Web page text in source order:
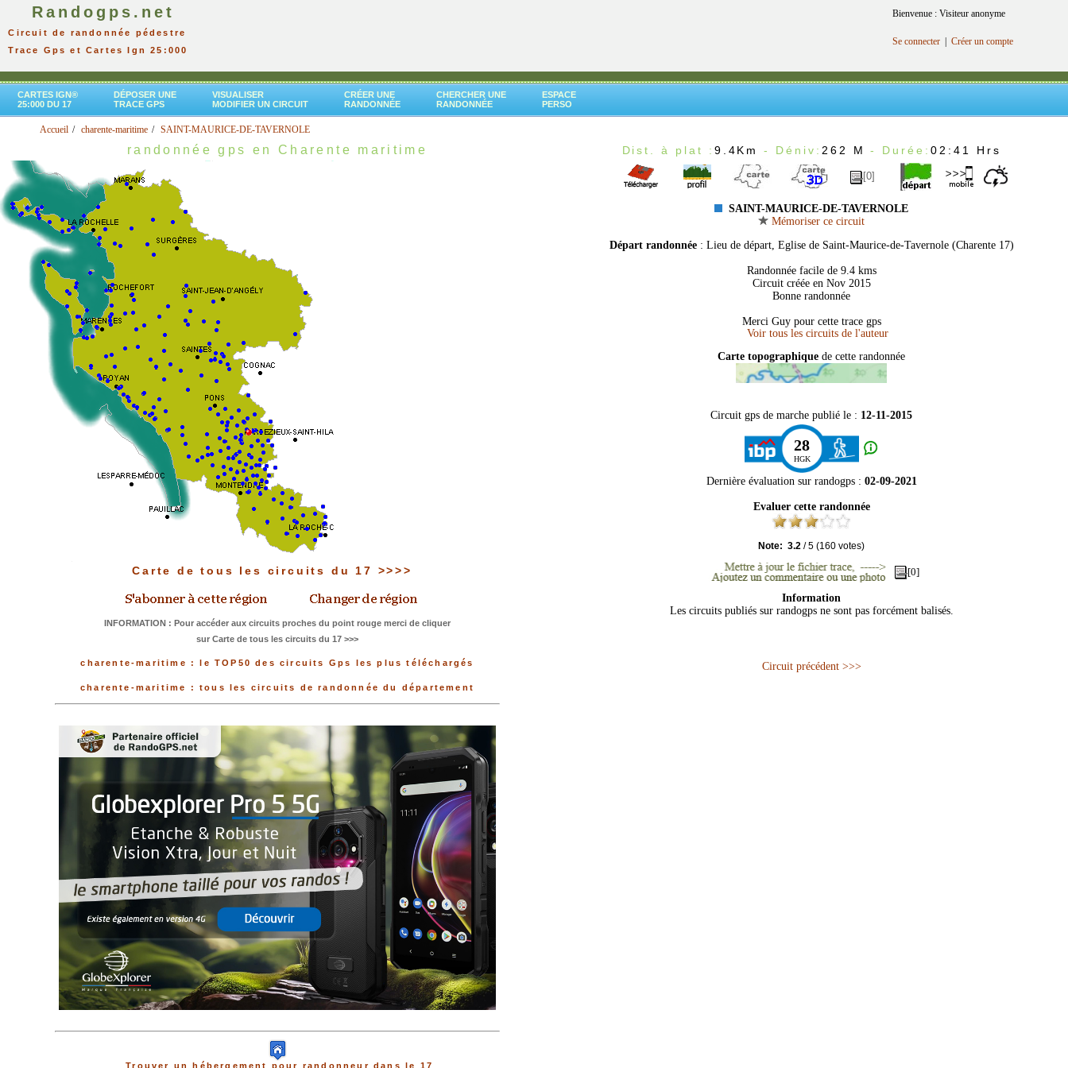
Randogps.net
Circuit de randonnée pédestre
Trace Gps et Cartes Ign 25:000
Bienvenue : Visiteur anonyme
Se connecter Créer un compte
CARTES IGN®
25:000 DU 17
DÉPOSER UNE
TRACE GPS
VISUALISER
MODIFIER UN CIRCUIT
CRÉER UNE
RANDONNÉE
CHERCHER UNE
RANDONNÉE
ESPACE
PERSO
Accueil charente-maritime SAINT-MAURICE-DE-TAVERNOLE
randonnée gps en Charente maritime
Carte de tous les circuits du 17 >>>>
INFORMATION : Pour accéder aux circuits proches du point rouge merci de cliquer
sur Carte de tous les circuits du 17 >>>
charente-maritime : le TOP50 des circuits Gps les plus téléchargés
charente-maritime : tous les circuits de randonnée du département
Trouver un hébergement pour randonneur dans le 17
Dist. à plat : 9.4Km - Déniv: 262 M- Durée:02:41 Hrs
[0]
SAINT-MAURICE-DE-TAVERNOLE
Mémoriser ce circuit
Départ randonnée : Lieu de départ, Eglise de Saint-Maurice-de-Tavernole (Charente 17)
Randonnée facile de 9.4 kms
Circuit créée en Nov 2015
Bonne randonnée
Merci Guy pour cette trace gps
Carte topographique de cette randonnée
Circuit gps de marche publié le : 12-11-2015
28
HGK
Dernière évaluation sur randogps : 02-09-2021
Evaluer cette randonnée
Note: 3.2 /5 (160 votes)
[0]
Information
Les circuits publiés sur randogps ne sont pas forcément balisés.
Circuit précédent >>>